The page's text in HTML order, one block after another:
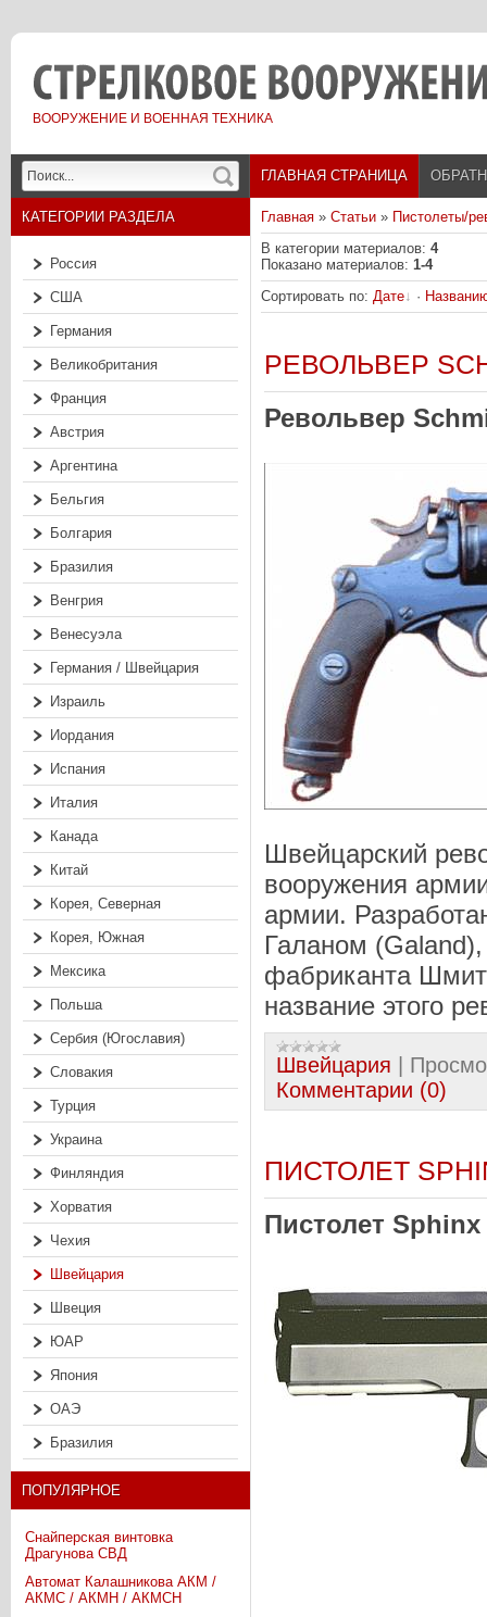
ВООРУЖЕНИЕ И ВОЕННАЯ ТЕХНИКА
ГЛАВНАЯ СТРАНИЦА
КАТЕГОРИИ РАЗДЕЛА
Россия
США
Германия
Великобритания
Франция
Австрия
Аргентина
Бельгия
Болгария
Бразилия
Венгрия
Венесуэла
Германия / Швейцария
Израиль
Иордания
Испания
Италия
Канада
Китай
Корея, Северная
Корея, Южная
Мексика
Польша
Сербия (Югославия)
Словакия
Турция
Украина
Финляндия
Хорватия
Чехия
Швейцария
Швеция
ЮАР
Япония
ОАЭ
Бразилия
ПОПУЛЯРНОЕ
Снайперская винтовка
Драгунова СВД
Автомат Калашникова АКМ /
АКМС / АКМН / АКМСН
Главная » Статьи » Пистолеты/
В категории материалов: 4
Показано материалов: 1-4
Сортировать по: Дате ·
РЕВОЛЬВЕР
Револьвер
Швейцарский
вооружения
армии.
Галаном
фабриканта
название этого
Швейцария |
Комментарии (0)
ПИСТОЛЕТ
Пистолет Sphinx